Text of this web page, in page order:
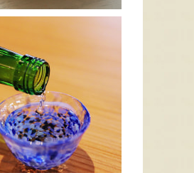
新潟市江南区で育てられた和
梨。有機質肥料と、すべての
い姿を持つ梨が生み出されま
す。「愛甘水」や「王秋」な
ど、旬の品種をお届けしま
す。